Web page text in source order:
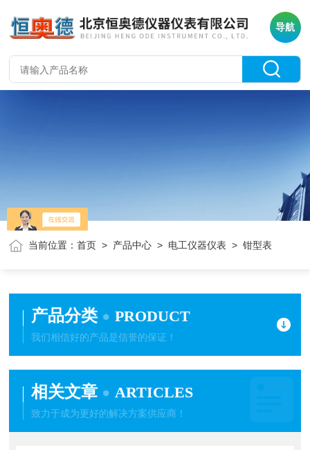
导航
当前位置：首页 > 产品中心 > 电工仪器仪表 > 钳型表
产品分类 PRODUCT
我们相信好的产品是信誉的保证！
相关文章 ARTICLES
致力于成为更好的解决方案供应商！